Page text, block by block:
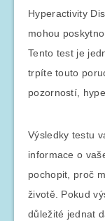
Hyperactivity
mohou
Tento test je
trpíte touto
pozorností,
Výsledky testu
informace o
pochopit, proč
životě. Pokud
důležité jednat